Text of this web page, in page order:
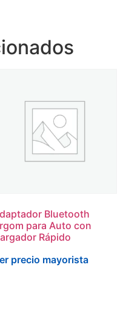
Bluetooth
para Auto con
Rápido
precio mayorista